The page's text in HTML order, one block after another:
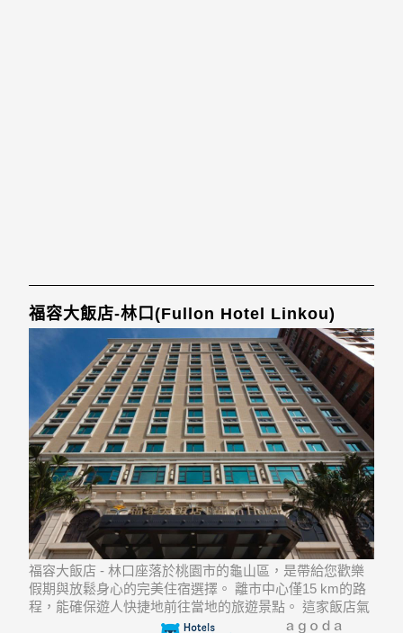
福容大飯店-林口(Fullon Hotel Linkou)
福容大飯店 - 林口座落於桃園市的龜山區，是帶給您歡樂
假期與放鬆身心的完美住宿選擇。 離市中心僅15 km的路
程，能確保遊人快捷地前往當地的旅遊景點。 這家飯店氣
氛閒適安逸，而且離市區Sian Bing School, Gongyuan